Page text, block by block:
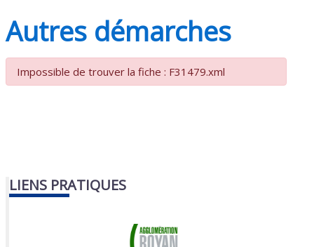
Autres démarches
Impossible de trouver la fiche : F31479.xml
LIENS PRATIQUES